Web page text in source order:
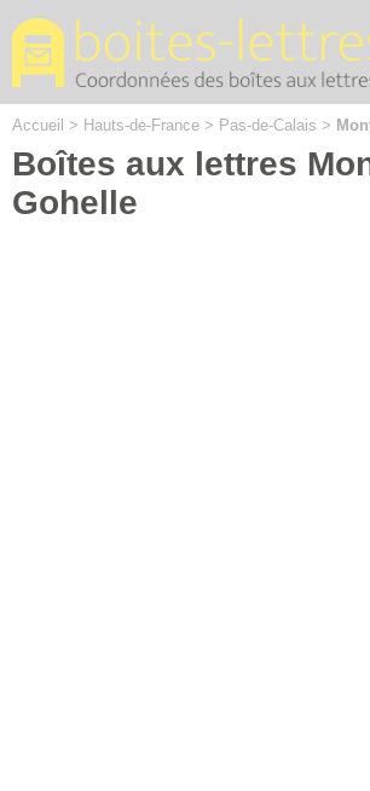
Accueil > Hauts-de-France > Pas-de-Calais >
Boîtes aux lettres
Gohelle